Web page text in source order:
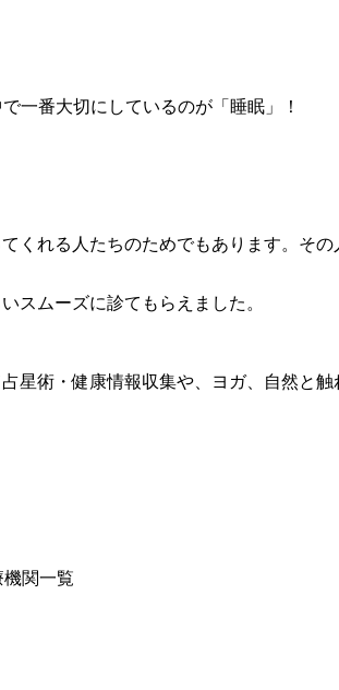
一番大切にしているのが「睡眠」！
くれる人たちのためでもあります。そ
スムーズに診てもらえました。
星術・健康情報収集や、ヨガ、自然と